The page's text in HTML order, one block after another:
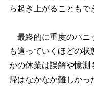
ら起き上がることもで
最終的に重度のパニ
も這っていくほどの
かの休業は誤解や憶測
帰はなかなか難しかっ